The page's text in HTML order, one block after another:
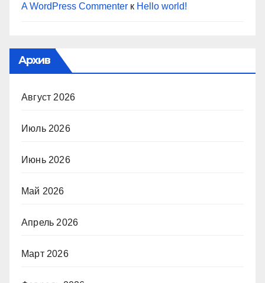
A WordPress Commenter к Hello world!
Архив
Август 2026
Июль 2026
Июнь 2026
Май 2026
Апрель 2026
Март 2026